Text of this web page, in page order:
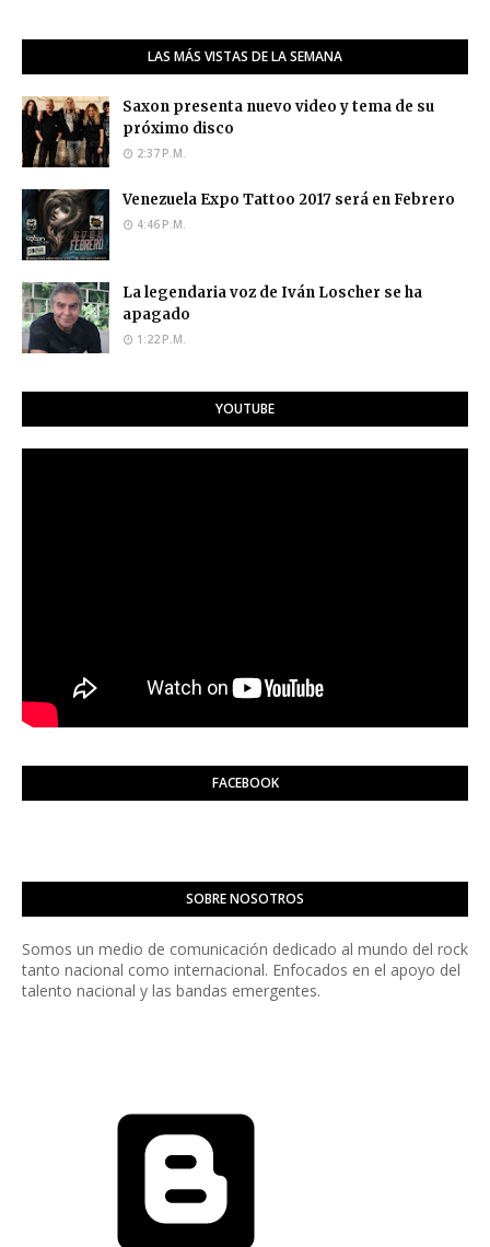
LAS MÁS VISTAS DE LA SEMANA
Saxon presenta nuevo video y tema de su
próximo disco
2:37 P.M.
Venezuela Expo Tattoo 2017 será en Febrero
4:46 P.M.
La legendaria voz de Iván Loscher se ha
apagado
1:22 P.M.
YOUTUBE
FACEBOOK
SOBRE NOSOTROS
Somos un medio de comunicación dedicado al mundo del rock
tanto nacional como internacional. Enfocados en el apoyo del
talento nacional y las bandas emergentes.